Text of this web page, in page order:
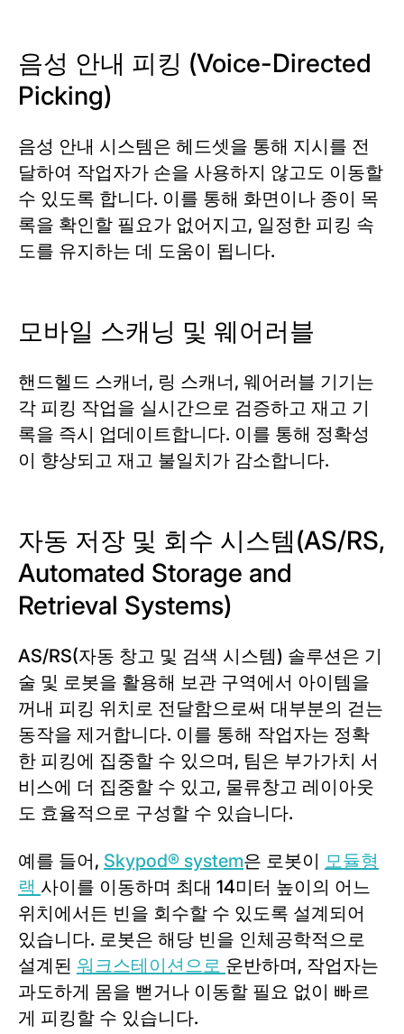
음성 안내 피킹 (Voice-Directed
Picking)
음성 안내 시스템은 헤드셋을 통해 지시를 전
달하여 작업자가 손을 사용하지 않고도 이동할
수 있도록 합니다. 이를 통해 화면이나 종이 목
록을 확인할 필요가 없어지고, 일정한 피킹 속
도를 유지하는 데 도움이 됩니다.
모바일 스캐닝 및 웨어러블
핸드헬드 스캐너, 링 스캐너, 웨어러블 기기는
각 피킹 작업을 실시간으로 검증하고 재고 기
록을 즉시 업데이트합니다. 이를 통해 정확성
이 향상되고 재고 불일치가 감소합니다.
자동 저장 및 회수 시스템(AS/RS,
Automated Storage and
Retrieval Systems)
AS/RS(자동 창고 및 검색 시스템) 솔루션은 기
술 및 로봇을 활용해 보관 구역에서 아이템을
꺼내 피킹 위치로 전달함으로써 대부분의 걷는
동작을 제거합니다. 이를 통해 작업자는 정확
한 피킹에 집중할 수 있으며, 팀은 부가가치 서
비스에 더 집중할 수 있고, 물류창고 레이아웃
도 효율적으로 구성할 수 있습니다.
예를 들어, Skypod® system은 로봇이 모듈형
랙 사이를 이동하며 최대 14미터 높이의 어느
위치에서든 빈을 회수할 수 있도록 설계되어
있습니다. 로봇은 해당 빈을 인체공학적으로
설계된 워크스테이션으로 운반하며, 작업자는
과도하게 몸을 뻗거나 이동할 필요 없이 빠르
게 피킹할 수 있습니다.